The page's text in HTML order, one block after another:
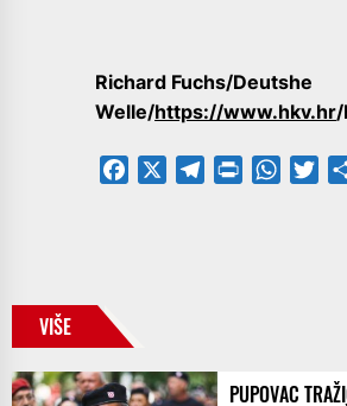
Richard Fuchs/Deutshe
Welle/https://www.hkv.hr/
Facebook Telegram
VIŠE
PUPOVAC